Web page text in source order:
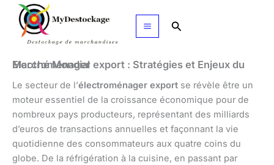
Aller
contenu
Rechercher
Electroménager export : Stratégies et Enjeux du Marché Mondial
Le secteur de l’électroménager export se révèle être un
moteur essentiel de la croissance économique pour de
nombreux pays producteurs, représentant des milliards
d’euros de transactions annuelles et façonnant la vie
quotidienne des consommateurs aux quatre coins du
globe. De la réfrigération à la cuisine, en passant par